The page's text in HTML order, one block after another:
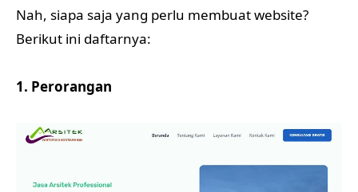
Nah, siapa saja yang perlu membuat website?
Berikut ini daftarnya:
1. Perorangan